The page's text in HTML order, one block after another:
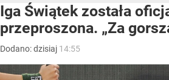
Iga Świątek została
przeproszona. „Za
Dodano:dzisiaj 14:55